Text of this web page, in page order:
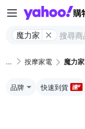
魔力家
按摩家電 魔力家
品牌 快速到貨